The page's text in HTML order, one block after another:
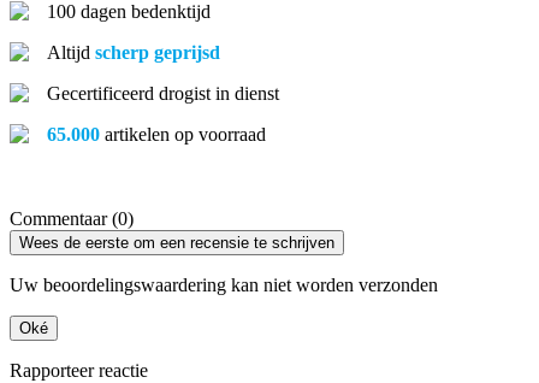
100 dagen bedenktijd
Altijd scherp geprijsd
Gecertificeerd drogist in dienst
65.000 artikelen op voorraad
Commentaar (0)
Wees de eerste om een recensie te schrijven
Uw beoordelingswaardering kan niet worden verzonden
Oké
Rapporteer reactie